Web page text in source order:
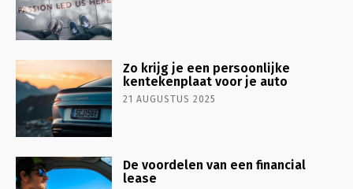
Zo krijg je een persoonlijke
kentekenplaat voor je auto
21 AUGUSTUS 2025
De voordelen van een financial
lease